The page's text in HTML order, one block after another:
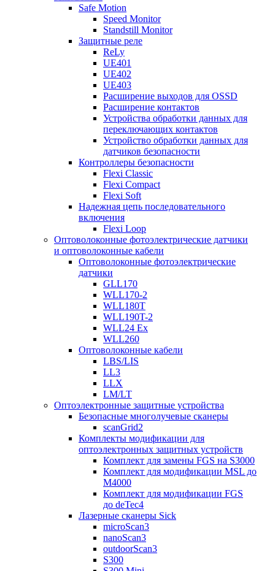
Safe Motion
Speed Monitor
Standstill Monitor
Защитные реле
ReLy
UE401
UE402
UE403
Расширение выходов для OSSD
Расширение контактов
Устройства обработки данных для
переключающих контактов
Устройство обработки данных для
датчиков безопасности
Контроллеры безопасности
Flexi Classic
Flexi Compact
Flexi Soft
Надежная цепь последовательного
включения
Flexi Loop
Оптоволоконные фотоэлектрические датчики
и оптоволоконные кабели
Оптоволоконные фотоэлектрические
датчики
GLL170
WLL170-2
WLL180T
WLL190T-2
WLL24 Ex
WLL260
Оптоволоконные кабели
LBS/LIS
LL3
LLX
LM/LT
Оптоэлектронные защитные устройства
Безопасные многолучевые сканеры
scanGrid2
Комплекты модификации для
оптоэлектронных защитных устройств
Комплект для замены FGS на S3000
Комплект для модификации MSL до
M4000
Комплект для модификации FGS
до deTec4
Лазерные сканеры Sick
microScan3
nanoScan3
outdoorScan3
S300